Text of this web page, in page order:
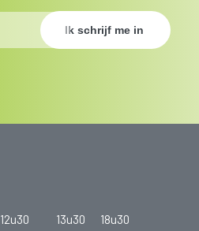
12u30 13u30
18u30